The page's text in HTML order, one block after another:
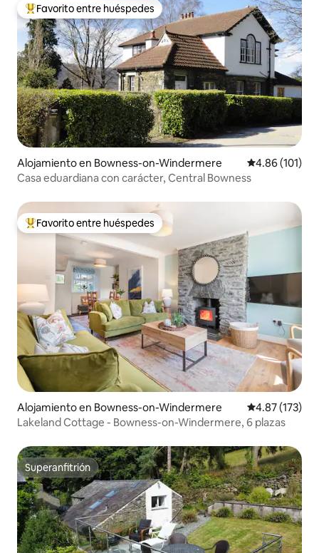
Favorito entre huéspedes preferido
Favorito entre huéspedes
Alojamiento en Bowness-on-Windermere Calificación
4.86 (101)
Casa eduardiana con carácter, Central Bowness
Favorito entre huéspedes preferido
Favorito entre huéspedes
Alojamiento en Bowness-on-Windermere Calificación
4.87 (173)
Lakeland Cottage - Bowness-on-Windermere, 6 plazas
Superanfitrión
Superanfitrión